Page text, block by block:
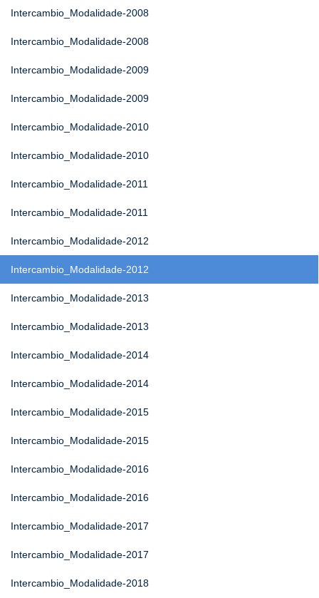
Intercambio_Modalidade-2008
Intercambio_Modalidade-2008
Intercambio_Modalidade-2009
Intercambio_Modalidade-2009
Intercambio_Modalidade-2010
Intercambio_Modalidade-2010
Intercambio_Modalidade-2011
Intercambio_Modalidade-2011
Intercambio_Modalidade-2012
Intercambio_Modalidade-2012
Intercambio_Modalidade-2013
Intercambio_Modalidade-2013
Intercambio_Modalidade-2014
Intercambio_Modalidade-2014
Intercambio_Modalidade-2015
Intercambio_Modalidade-2015
Intercambio_Modalidade-2016
Intercambio_Modalidade-2016
Intercambio_Modalidade-2017
Intercambio_Modalidade-2017
Intercambio_Modalidade-2018